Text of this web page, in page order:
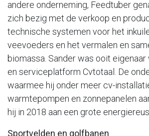
andere onderneming, Feedtuber
zich bezig met de verkoop en
technische systemen voor het
veevoeders en het vermalen en
biomassa. Sander was ooit eigenaar
en serviceplatform Cvtotaal. De
waarmee hij onder meer cv-
warmtepompen en zonnepanelen
hij in 2018 aan een grote energiereus.
Sportvelden en golfbanen